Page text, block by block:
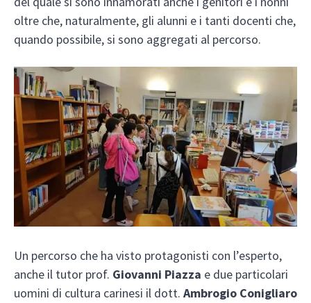
oltre che, naturalmente, gli alunni e i tanti docenti che,
quando possibile, si sono aggregati al percorso.
Un percorso che ha visto protagonisti con l’esperto,
anche il tutor prof. Giovanni Piazza e due particolari
uomini di cultura carinesi il dott. Ambrogio Conigliaro